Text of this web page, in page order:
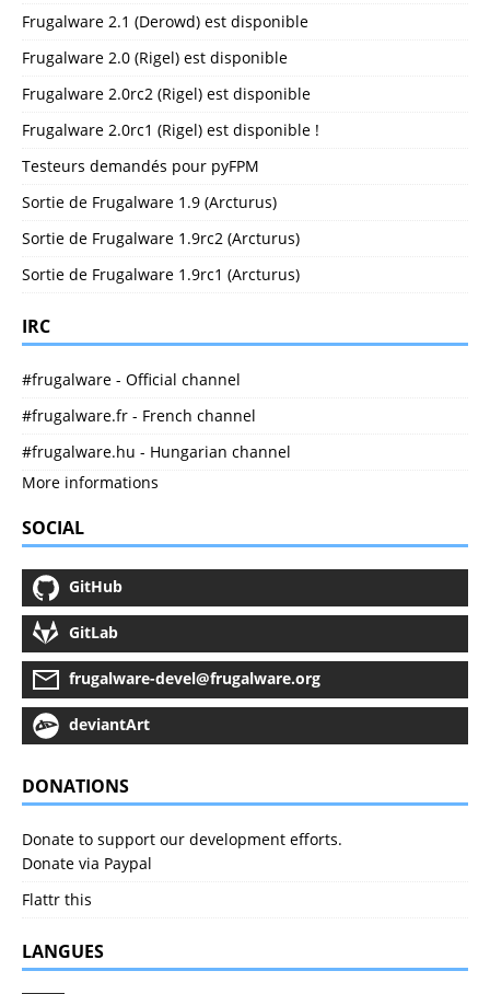
Frugalware 2.1 (Derowd) est disponible
Frugalware 2.0 (Rigel) est disponible
Frugalware 2.0rc2 (Rigel) est disponible
Frugalware 2.0rc1 (Rigel) est disponible !
Testeurs demandés pour pyFPM
Sortie de Frugalware 1.9 (Arcturus)
Sortie de Frugalware 1.9rc2 (Arcturus)
Sortie de Frugalware 1.9rc1 (Arcturus)
IRC
#frugalware - Official channel
#frugalware.fr - French channel
#frugalware.hu - Hungarian channel
More informations
SOCIAL
GitHub
GitLab
frugalware-devel@frugalware.org
deviantArt
DONATIONS
Donate to support our development efforts.
Donate via Paypal
Flattr this
LANGUES